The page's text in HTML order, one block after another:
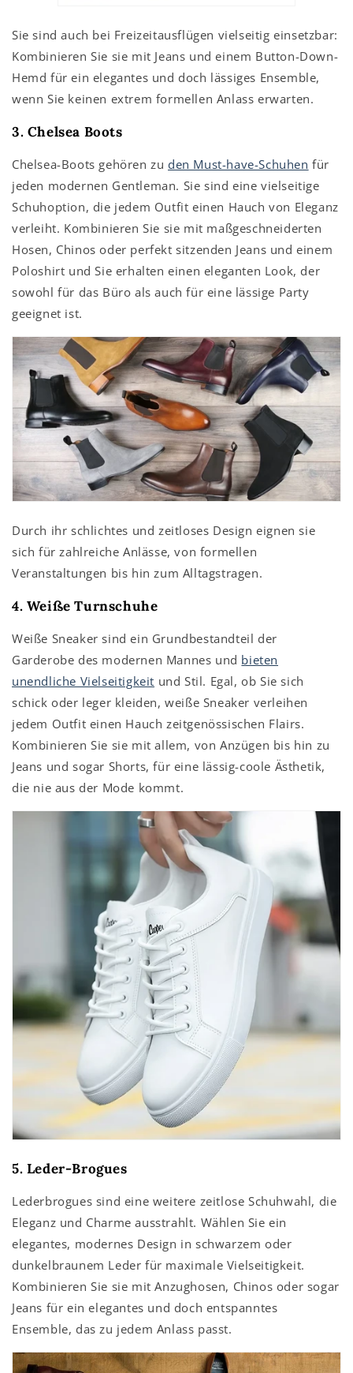
Sie sind auch bei Freizeitausflügen vielseitig einsetzbar:
Kombinieren Sie sie mit Jeans und einem Button-Down-
Hemd für ein elegantes und doch lässiges Ensemble,
wenn Sie keinen extrem formellen Anlass erwarten.
3. Chelsea Boots
Chelsea-Boots gehören zu den Must-have-Schuhen für
jeden modernen Gentleman. Sie sind eine vielseitige
Schuhoption, die jedem Outfit einen Hauch von Eleganz
verleiht. Kombinieren Sie sie mit maßgeschneiderten
Hosen, Chinos oder perfekt sitzenden Jeans und einem
Poloshirt und Sie erhalten einen eleganten Look, der
sowohl für das Büro als auch für eine lässige Party
geeignet ist.
Durch ihr schlichtes und zeitloses Design eignen sie
sich für zahlreiche Anlässe, von formellen
Veranstaltungen bis hin zum Alltagstragen.
4. Weiße Turnschuhe
Weiße Sneakersind ein Grundbestandteil der
Garderobe des modernen Mannes und bieten
unendliche Vielseitigkeit und Stil. Egal, ob Sie sich
schick oder leger kleiden, weiße Sneaker verleihen
jedem Outfit einen Hauch zeitgenössischen Flairs.
Kombinieren Sie sie mit allem, von Anzügen bis hin zu
Jeans und sogar Shorts, für eine lässig-coole Ästhetik,
die nie aus der Mode kommt.
5. Leder-Brogues
Lederbrogues sind eine weitere zeitlose Schuhwahl, die
Eleganz und Charme ausstrahlt. Wählen Sie ein
elegantes, modernes Design in schwarzem oder
dunkelbraunem Leder für maximale Vielseitigkeit.
Kombinieren Sie sie mit Anzughosen, Chinos oder sogar
Jeans für ein elegantes und doch entspanntes
Ensemble, das zu jedem Anlass passt.